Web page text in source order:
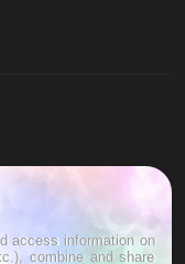
access information on
combine and share